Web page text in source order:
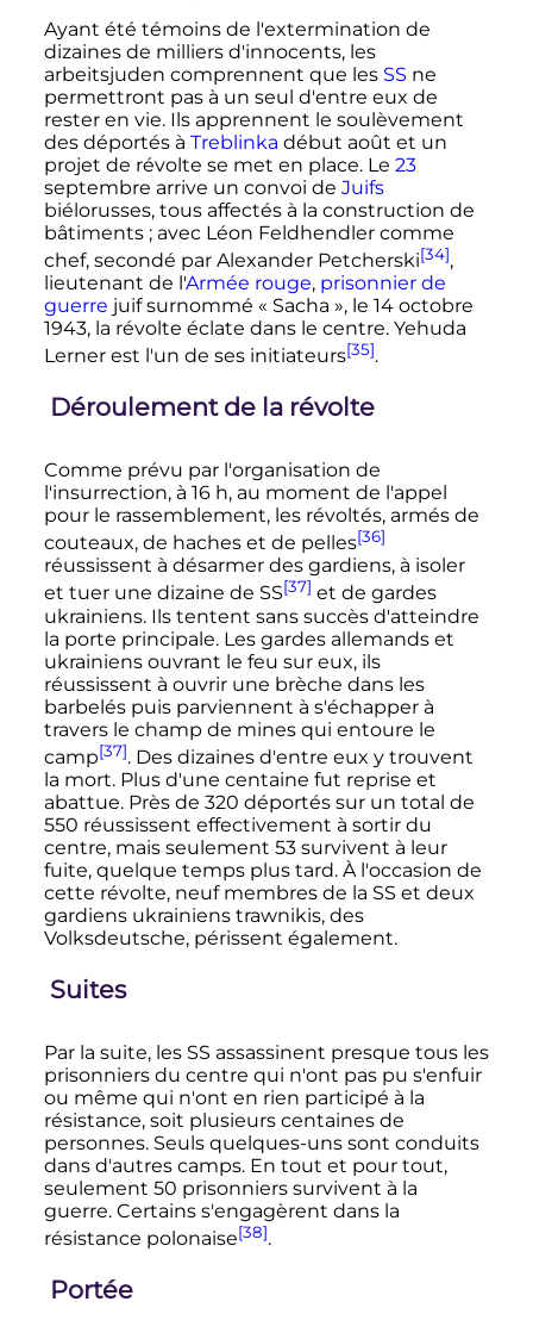
Ayant été témoins de l'extermination de
dizaines de milliers d'innocents, les
arbeitsjuden comprennent que les SS ne
permettront pas à un seul d'entre eux de
rester en vie. Ils apprennent le soulèvement
des déportés à Treblinka début août et un
projet de révolte se met en place. Le 23
septembre arrive un convoi de Juifs
biélorusses, tous affectés à la construction de
bâtiments ; avec Léon Feldhendler comme
chef, secondé par Alexander Petcherski[34],
lieutenant de l'Armée rouge, prisonnier de
guerre juif surnommé « Sacha », le 14 octobre
1943, la révolte éclate dans le centre. Yehuda
Lerner est l'un de ses initiateurs[35].
Déroulement de la révolte
Comme prévu par l'organisation de
l'insurrection, à 16 h, au moment de l'appel
pour le rassemblement, les révoltés, armés de
couteaux, de haches et de pelles[36]
réussissent à désarmer des gardiens, à isoler
et tuer une dizaine de SS[37] et de gardes
ukrainiens. Ils tentent sans succès d'atteindre
la porte principale. Les gardes allemands et
ukrainiens ouvrant le feu sur eux, ils
réussissent à ouvrir une brèche dans les
barbelés puis parviennent à s'échapper à
travers le champ de mines qui entoure le
camp[37]. Des dizaines d'entre eux y trouvent
la mort. Plus d'une centaine fut reprise et
abattue. Près de 320 déportés sur un total de
550 réussissent effectivement à sortir du
centre, mais seulement 53 survivent à leur
fuite, quelque temps plus tard. À l'occasion de
cette révolte, neuf membres de la SS et deux
gardiens ukrainiens trawnikis, des
Volksdeutsche, périssent également.
Suites
Par la suite, les SS assassinent presque tous les
prisonniers du centre qui n'ont pas pu s'enfuir
ou même qui n'ont en rien participé à la
résistance, soit plusieurs centaines de
personnes. Seuls quelques-uns sont conduits
dans d'autres camps. En tout et pour tout,
seulement 50 prisonniers survivent à la
guerre. Certains s'engagèrent dans la
résistance polonaise[38].
Portée